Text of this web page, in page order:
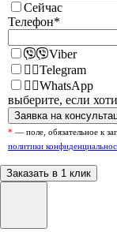
Сейчас
Телефон*
Viber
Telegram
WhatsApp
выберите, если
Contact
Email*
Заявка на
* — поле, обязательное к
политики
Заказать в 1 клик